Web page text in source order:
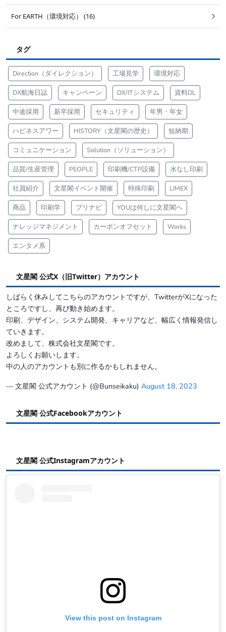
For EARTH（環境対応） (16)
タグ
Direction（ダイレクション） 工場見学 環境対応
DX航海日誌 キャンペーン DX/ITシステム 資料DL
中途採用 新卒採用 セキュリティ 年男・年女
ハピネスアワー HISTORY（文星閣の歴史） 短納期
コミュニケーション Solution（ソリューション）
品質/生産管理 PEOPLE 印刷機/CTP設備 水なし印刷
社員紹介 文星閣イベント開催 特殊印刷 LIMEX
商品 印刷学 プリナビ YOUは何しに文星閣へ
ナレッジマネジメント カーボンオフセット Works
エンタメ系
文星閣 公式X（旧Twitter）アカウント
しばらく休みしてこちらのアカウントですが、TwitterがXになった
ところですし、再び動き始めます。
印刷、デザイン、システム開発、キャリアなど、幅広く情報発信し
ていきます。
改めまして、株式会社文星閣です。
よろしくお願いします。
中の人のアカウントも別に作るかもしれません。
— 文星閣 公式アカウント (@Bunseikaku) August 18, 2023
文星閣 公式Facebookアカウント
文星閣 公式Instagramアカウント
View this post on Instagram